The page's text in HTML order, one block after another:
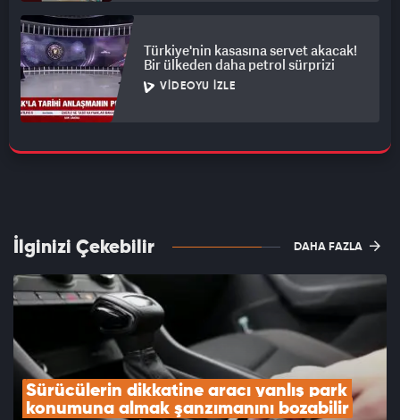
Türkiye'nin kasasına servet akacak!
Bir ülkeden daha petrol sürprizi
VIDEOYU İZLE
İlginizi Çekebilir DAHA FAZLA
Sürücülerin dikkatine aracı yanlış park
konumuna almak şanzımanını bozabilir